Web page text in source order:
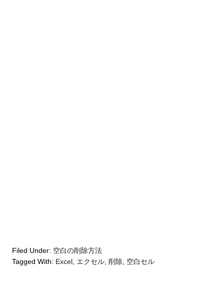
Filed Under: 空白の削除方法
Tagged With: Excel エクセル ,削除 空白セル